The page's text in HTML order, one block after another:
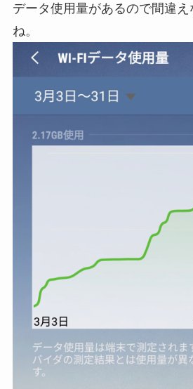
データ使用量があるので間違
ね。